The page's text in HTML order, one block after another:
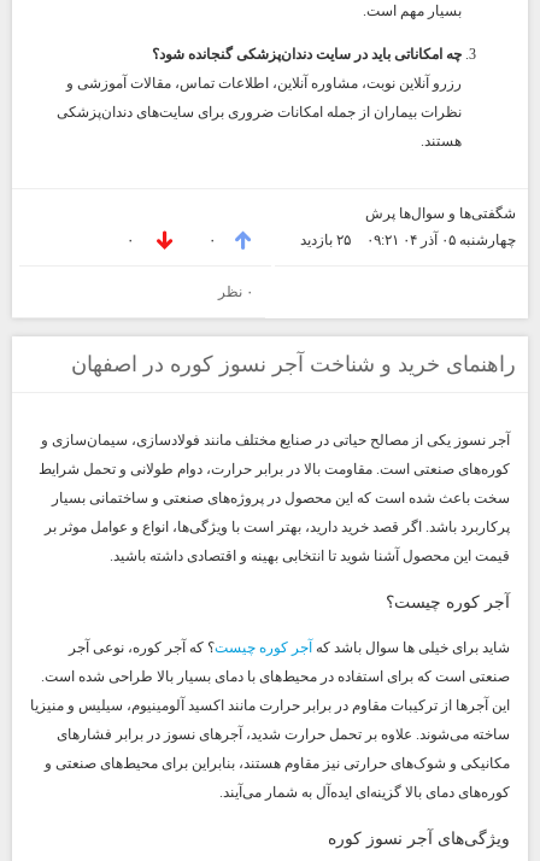
بسیار مهم است.
چه امکاناتی باید در سایت دندان‌پزشکی گنجانده شود؟
رزرو آنلاین نوبت، مشاوره آنلاین، اطلاعات تماس، مقالات آموزشی و
نظرات بیماران از جمله امکانات ضروری برای سایت‌های دندان‌پزشکی
هستند.
شگفتی‌ها و سوال‌ها پرش
چهارشنبه ۰۵ آذر ۰۴ ۰۹:۲۱
۲۵ بازديد ۰ ۰
۰ نظر
راهنمای خرید و شناخت آجر نسوز کوره در اصفهان
آجر نسوز یکی از مصالح حیاتی در صنایع مختلف مانند فولادسازی، سیمان‌سازی و
کوره‌های صنعتی است. مقاومت بالا در برابر حرارت، دوام طولانی و تحمل شرایط
سخت باعث شده است که این محصول در پروژه‌های صنعتی و ساختمانی بسیار
پرکاربرد باشد. اگر قصد خرید دارید، بهتر است با ویژگی‌ها، انواع و عوامل موثر بر
قیمت این محصول آشنا شوید تا انتخابی بهینه و اقتصادی داشته باشید.
آجر کوره چیست؟
شاید برای خیلی ها سوال باشد که آجر کوره چیست؟ که آجر کوره، نوعی آجر
صنعتی است که برای استفاده در محیط‌های با دمای بسیار بالا طراحی شده است.
این آجرها از ترکیبات مقاوم در برابر حرارت مانند اکسید آلومینیوم، سیلیس و منیزیا
ساخته می‌شوند. علاوه بر تحمل حرارت شدید، آجرهای نسوز در برابر فشارهای
مکانیکی و شوک‌های حرارتی نیز مقاوم هستند، بنابراین برای محیط‌های صنعتی و
کوره‌های دمای بالا گزینه‌ای ایده‌آل به شمار می‌آیند.
ویژگی‌های آجر نسوز کوره